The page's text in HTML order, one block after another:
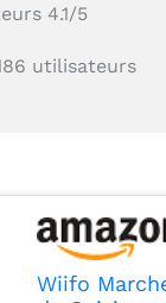
4.1/5
utilisateurs
Wiifo